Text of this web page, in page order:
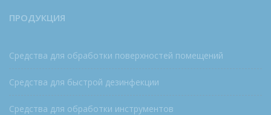
ПРОДУКЦИЯ
Средства для обработки поверхностей помещений
Средства для быстрой дезинфекции
Средства для обработки инструментов